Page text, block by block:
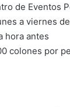
de Eventos
a viernes
hora antes
colones por